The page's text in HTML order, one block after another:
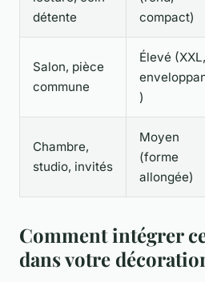
détente
compact)
Salon, pièce
commune
Élevé (XXL,
)
Chambre,
studio, invités
Moyen
(forme
allongée)
Comment intégrer
dans votre